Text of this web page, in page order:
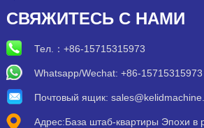
СВЯЖИТЕСЬ С НАМИ
Тел.： +86-15715315973
Whatsapp/Wechat: +86-15715315973
Почтовый ящик:
Адрес:База штаб-квартиры Эпохи в